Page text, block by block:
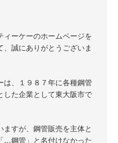
ィーケーのホームページを
、誠にありがとうございま
は、１９８７年に各種鋼管
した企業として東大阪市で
ますが、鋼管販売を主体と
…鋼管」と名付けなかった